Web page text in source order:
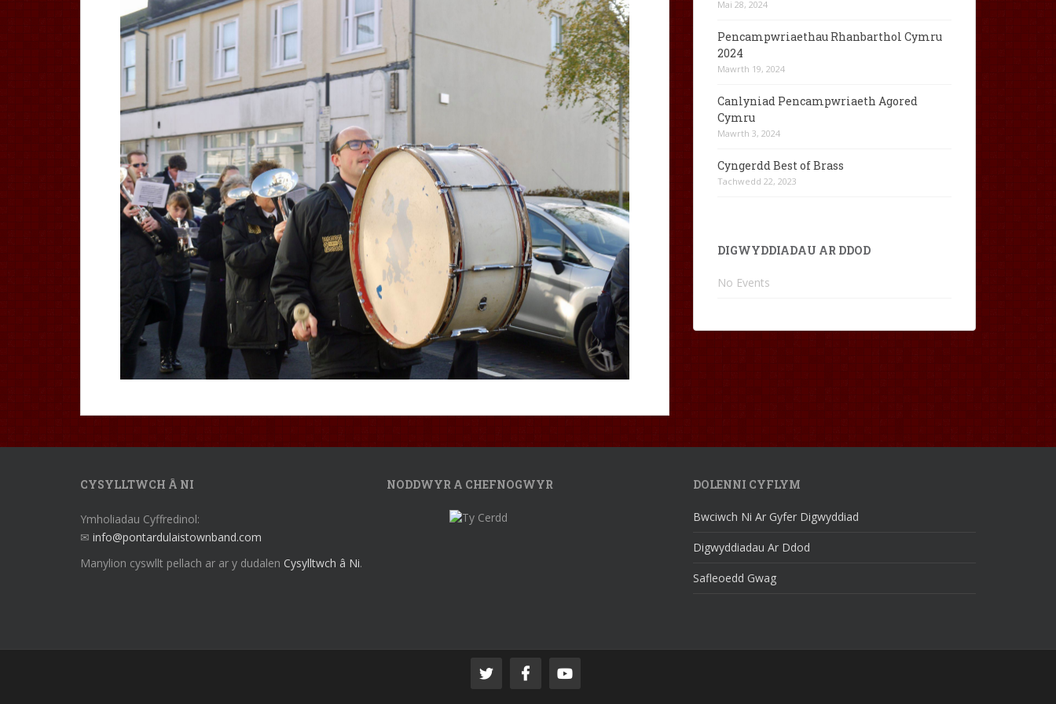
Mai 28, 2024
Pencampwriaethau Rhanbarthol Cymru
2024
Mawrth 19, 2024
Canlyniad Pencampwriaeth Agored
Cymru
Mawrth 3, 2024
Cyngerdd Best of Brass
Tachwedd 22, 2023
DIGWYDDIADAU AR DDOD
No Events
CYSYLLTWCH Â NI
Ymholiadau Cyffredinol:
✉ info@pontardulaistownband.com
Manylion cyswllt pellach ar ar y dudalen Cysylltwch â Ni.
NODDWYR A CHEFNOGWYR DOLENNI CYFLYM
Bwciwch Ni Ar Gyfer Digwyddiad
Digwyddiadau Ar Ddod
Safleoedd Gwag